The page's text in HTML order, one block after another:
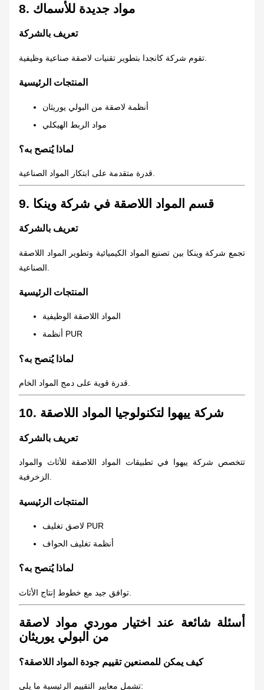
8. مواد جديدة للأسماك
تعريف بالشركة
المنتجات الرئيسية
أنظمة لاصقة من البولي يوريثان
مواد الربط الهيكلي
لماذا يُنصح به؟
قدرة متقدمة على ابتكار المواد الصناعية.
9. قسم المواد اللاصقة في شركة وينكا
تعريف بالشركة
تجمع شركة وينكا بين تصنيع المواد الكيميائية وتطوير المواد اللاصقة
المنتجات الرئيسية
المواد اللاصقة الوظيفية
أنظمة PUR
لماذا يُنصح به؟
10. شركة ييهوا لتكنولوجيا المواد اللاصقة
تعريف بالشركة
تتخصص شركة ييهوا في تطبيقات المواد اللاصقة للأثاث والمواد
الزخرفية.
المنتجات الرئيسية
لاصق تغليف PUR
أنظمة تغليف الحواف
لماذا يُنصح به؟
أسئلة شائعة عند اختيار موردي مواد لاصقة
من البولي يوريثان
كيف يمكن للمصنعين تقييم جودة المواد اللاصقة؟
تشمل معايير التقييم الرئيسية ما يلي: